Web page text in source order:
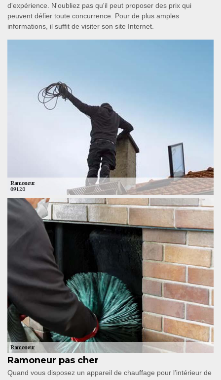
d'expérience. N'oubliez pas qu'il peut proposer des prix qui
peuvent défier toute concurrence. Pour de plus amples
informations, il suffit de visiter son site Internet.
Ramoneur pas cher
Quand vous disposez un appareil de chauffage pour l’intérieur de